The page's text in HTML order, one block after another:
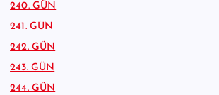
240. GÜN
241. GÜN
242. GÜN
243. GÜN
244. GÜN